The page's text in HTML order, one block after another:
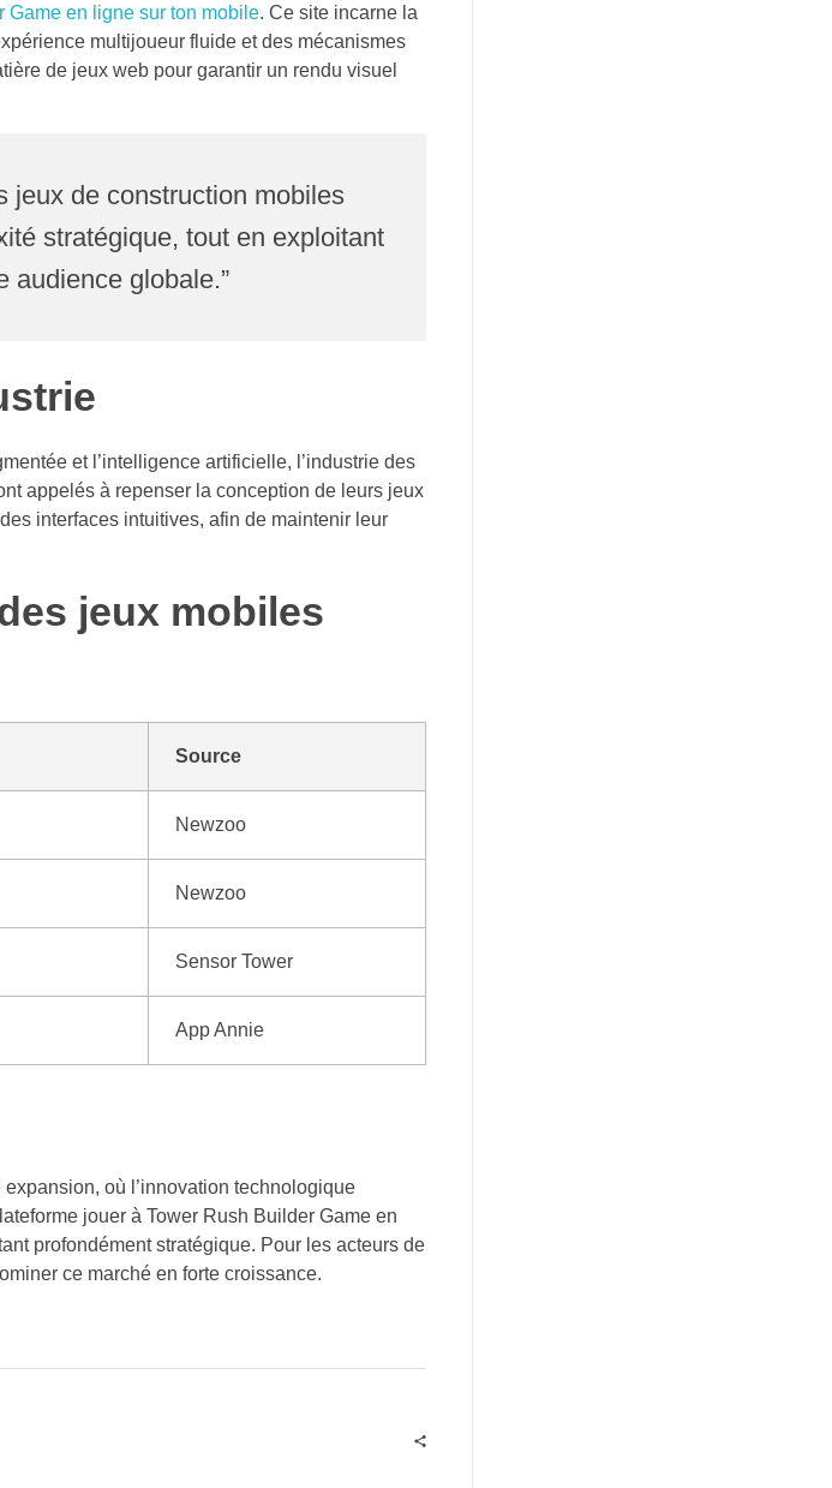
Game en ligne sur ton mobile. Ce site incarne la
multijoueur fluide et des mécanismes
de jeux web pour garantir un rendu visuel
jeux de construction mobiles
stratégique, tout en exploitant
audience globale.”
et l’intelligence artificielle, l’industrie des
appelés à repenser la conception de leurs jeux
interfaces intuitives, afin de maintenir leur
jeux mobiles
Source
Newzoo
Newzoo
Sensor Tower
App Annie
où l’innovation technologique
jouer à Tower Rush Builder Game en
profondément stratégique. Pour les acteurs de
ce marché en forte croissance.